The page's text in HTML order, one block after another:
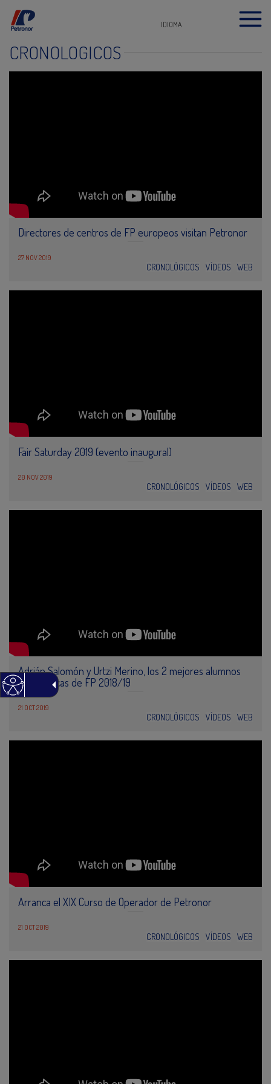
IDIOMA
CRONOLÓGICOS
Directores de centros de FP europeos visitan Petronor
27 NOV 2019
CRONOLÓGICOS VÍDEOS WEB
Fair Saturday 2019 (evento inaugural)
20 NOV 2019
CRONOLÓGICOS VÍDEOS WEB
Adrián Salomón y Urtzi Merino, los 2 mejores alumnos
de las becas de FP 2018/19
21 OCT 2019
CRONOLÓGICOS VÍDEOS WEB
Arranca el XIX Curso de Operador de Petronor
21 OCT 2019
CRONOLÓGICOS VÍDEOS WEB